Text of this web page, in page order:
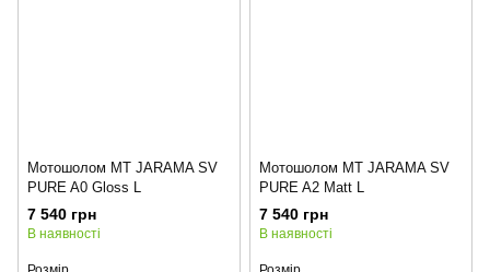
Мотошолом MT JARAMA SV
PURE A0 Gloss L
7 540 грн
В наявності
Мотошолом MT JARAMA SV
PURE A2 Matt L
7 540 грн
В наявності